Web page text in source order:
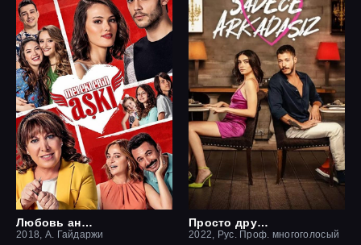
Любовь ангелов
2018, А. Гайдаржи
Просто друзья
2022, Рус. Проф. многоголосый